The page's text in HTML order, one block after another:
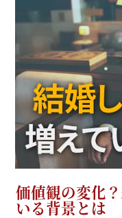
価値観の変化
いる背景とは